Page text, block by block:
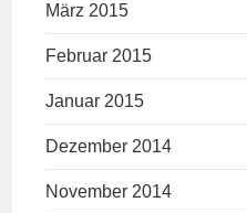
März 2015
Februar 2015
Januar 2015
Dezember 2014
November 2014